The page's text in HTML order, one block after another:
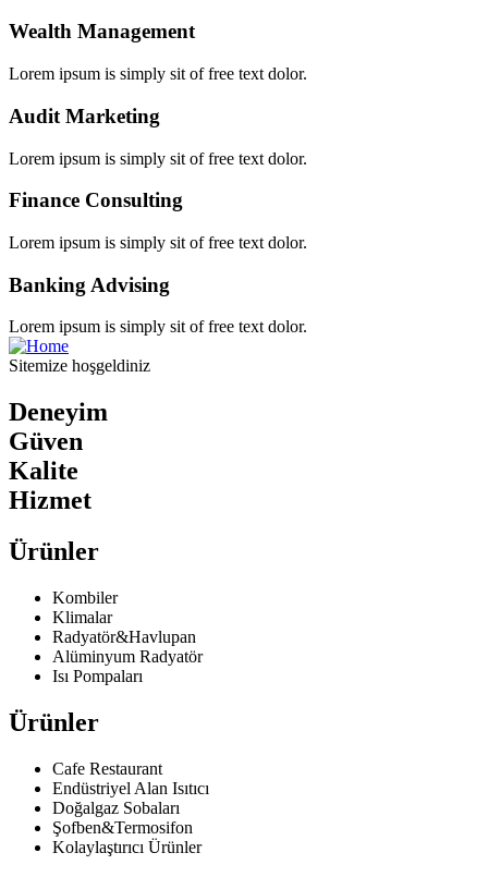
Wealth Management
Lorem ipsum is simply sit of free text dolor.
Audit Marketing
Lorem ipsum is simply sit of free text dolor.
Finance Consulting
Lorem ipsum is simply sit of free text dolor.
Banking Advising
Lorem ipsum is simply sit of free text dolor.
Sitemize hoşgeldiniz
Deneyim
Güven
Kalite
Hizmet
Ürünler
Kombiler
Klimalar
Radyatör&Havlupan
Alüminyum Radyatör
Isı Pompaları
Ürünler
Cafe Restaurant
Endüstriyel Alan Isıtıcı
Doğalgaz Sobaları
Şofben&Termosifon
Kolaylaştırıcı Ürünler